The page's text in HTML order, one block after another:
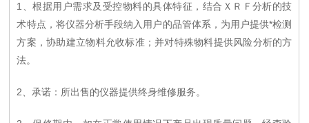
1、根据用户需求及受控物料的具体特征，结合ＸＲＦ分析的技
术特点，将仪器分析手段纳入用户的品管体系，为用户提供*检测
方案，协助建立物料允收标准；并对特殊物料提供风险分析的方
法。
2、承诺：所出售的仪器提供终身维修服务。